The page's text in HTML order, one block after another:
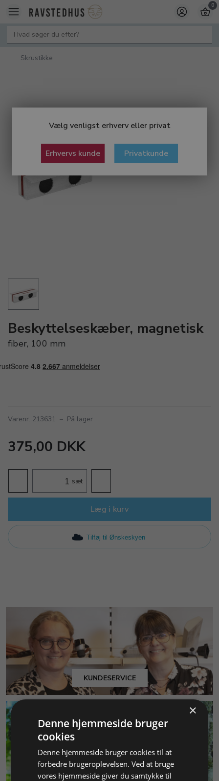
Vælg venligst erhverv eller privat
Erhvervs kunde Privatkunde
0
Skrustikke
Beskyttelseskæber, magnetisk
fiber, 100 mm
Varenr. 213631 – På lager
375,00 DKK
sæt
Læg i kurv
Tilføj til Ønskeskyen
KUNDESERVICE
MILJØ & BÆREDYGTIGHED
×
Denne hjemmeside bruger
cookies
Denne hjemmeside bruger cookies til at
forbedre brugeroplevelsen. Ved at bruge
vores hjemmeside giver du samtykke til